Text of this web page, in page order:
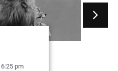
6:25 pm